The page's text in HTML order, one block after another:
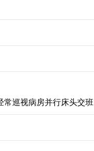
常巡视病房并行床头交班